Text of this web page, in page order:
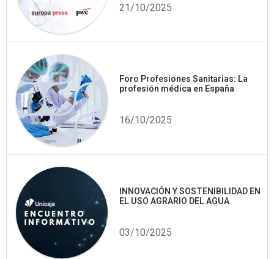
21/10/2025
Foro Profesiones Sanitarias: La
profesión médica en España
16/10/2025
INNOVACIÓN Y SOSTENIBILIDAD EN
EL USO AGRARIO DEL AGUA
03/10/2025